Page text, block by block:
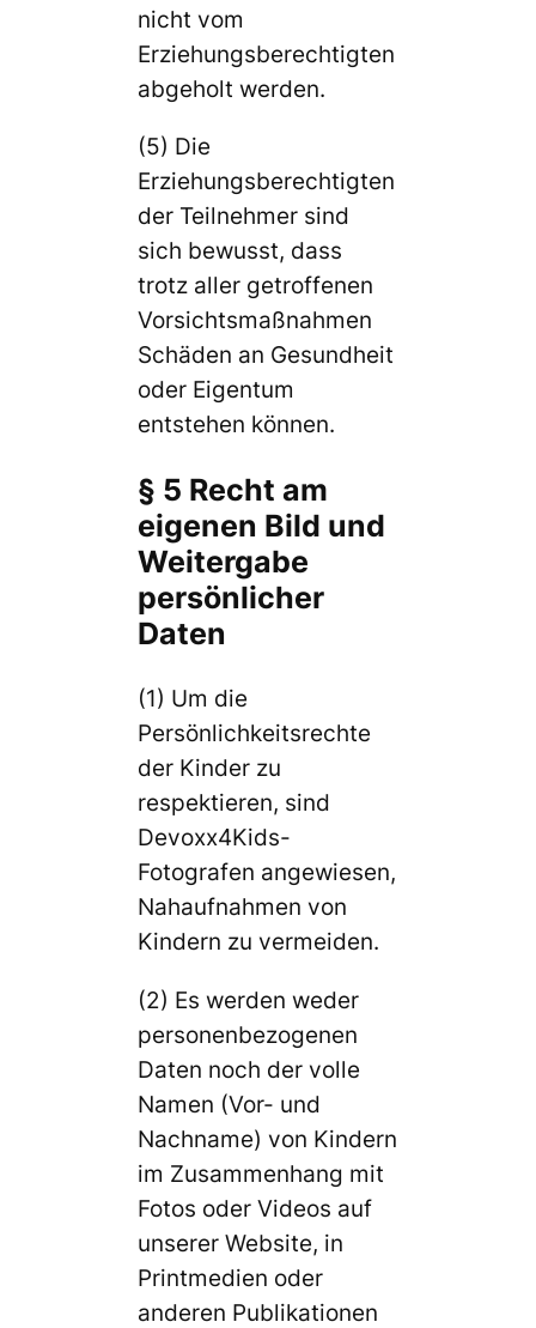
nicht vom
Erziehungsberechtigten
abgeholt werden.
(5) Die
Erziehungsberechtigten
der Teilnehmer sind
sich bewusst, dass
trotz aller getroffenen
Vorsichtsmaßnahmen
Schäden an Gesundheit
oder Eigentum
entstehen können.
§ 5 Recht am
eigenen Bild und
Weitergabe
persönlicher
Daten
(1) Um die
Persönlichkeitsrechte
der Kinder zu
respektieren, sind
Devoxx4Kids-
Fotografen angewiesen,
Nahaufnahmen von
Kindern zu vermeiden.
(2) Es werden weder
personenbezogenen
Daten noch der volle
Namen (Vor- und
Nachname) von Kindern
im Zusammenhang mit
Fotos oder Videos auf
unserer Website, in
Printmedien oder
anderen Publikationen